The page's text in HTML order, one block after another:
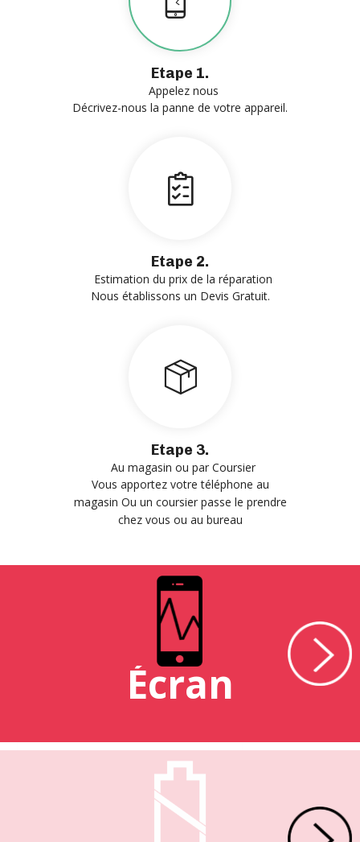
Etape 1.
Appelez nous
Décrivez-nous la panne de votre appareil.
Etape 2.
Estimation du prix de la réparation
Nous établissons un Devis Gratuit.
Etape 3.
Au magasin ou par Coursier
Vous apportez votre téléphone au
magasin Ou un coursier passe le prendre
chez vous ou au bureau
Écran